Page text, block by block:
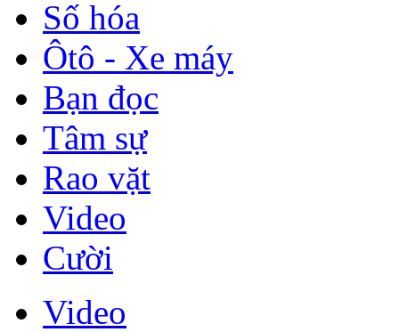
Số hóa
Ôtô - Xe máy
Bạn đọc
Tâm sự
Rao vặt
Video
Cười
Video